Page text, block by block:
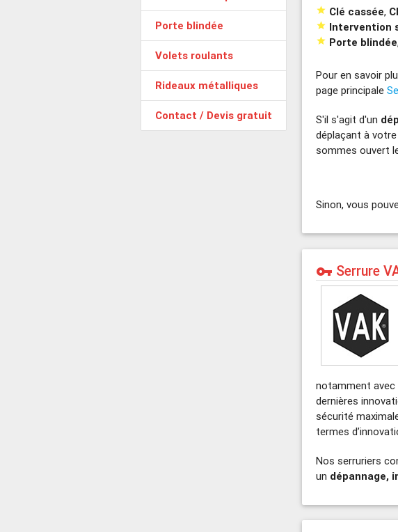
Porte blindée
Volets roulants
Rideaux métalliques
Contact / Devis gratuit
 Clé cassée,
 Intervention
 Porte blindée,
Pour en savoir
page principale
S'il s'agit d'un
déplaçant à
sommes ouvert
Sinon, vous
vpn_key Serrure
notamment avec
dernières
sécurité
termes
Nos serruriers
un dépannage,